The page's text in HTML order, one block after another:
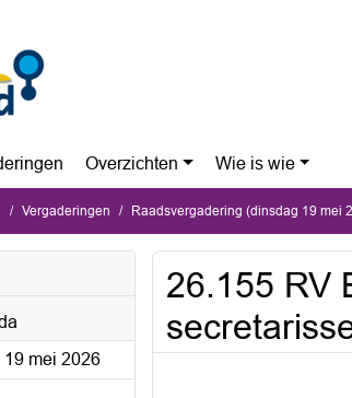
Overzichten Wie is wie
Vergaderingen Raadsvergadering (dinsdag 19 mei
mei 2026
26.155 RV